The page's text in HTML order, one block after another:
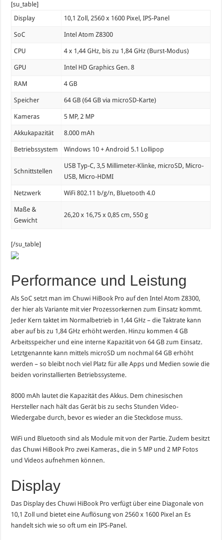
[su_table]
Display
10,1 Zoll, 2560 x 1600 Pixel, IPS-Panel
SoC Intel Atom Z8300
CPU 4 x 1,44 GHz, bis zu 1,84 GHz (Burst-Modus)
GPU Intel HD Graphics Gen. 8
RAM 4 GB
Speicher 64 GB (64 GB via microSD-Karte)
Kameras 5 MP, 2 MP
Akkukapazität 8.000 mAh
Betriebssystem Windows 10 + Android 5.1 Lollipop
Schnittstellen
USB Typ-C, 3,5 Millimeter-Klinke, microSD, Micro-
USB, Micro-HDMI
Netzwerk WiFi 802.11 b/g/n, Bluetooth 4.0
Maße &
Gewicht
26,20 x 16,75 x 0,85 cm, 550 g
[/su_table]
Performance und Leistung
Als SoC setzt man im Chuwi HiBook Pro auf den Intel Atom Z8300,
der hier als Variante mit vier Prozessorkernen zum Einsatz kommt.
Jeder Kern taktet im Normalbetrieb in 1,44 GHz – die Taktrate kann
aber auf bis zu 1,84 GHz erhöht werden. Hinzu kommen 4 GB
Arbeitsspeicher und eine interne Kapazität von 64 GB zum Einsatz.
Letztgenannte kann mittels microSD um nochmal 64 GB erhöht
werden – so bleibt noch viel Platz für alle Apps und Medien sowie die
beiden vorinstallierten Betriebssysteme.
8000 mAh lautet die Kapazität des Akkus. Dem chinesischen
Hersteller nach hält das Gerät bis zu sechs Stunden Video-
Wiedergabe durch, bevor es wieder an die Steckdose muss.
WiFi und Bluetooth sind als Module mit von der Partie. Zudem besitzt
das Chuwi HiBook Pro zwei Kameras., die in 5 MP und 2 MP Fotos
und Videos aufnehmen können.
Display
Das Display des Chuwi HiBook Pro verfügt über eine Diagonale von
10,1 Zoll und bietet eine Auflösung von 2560 x 1600 Pixel an Es
handelt sich wie so oft um ein IPS-Panel.